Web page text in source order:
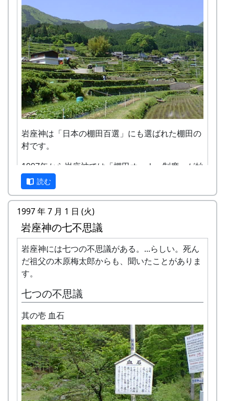
号
コ
メ
ン
ト
三谷から峠越えで帰ってきよったんよ。そ
したら、おまえ、鹿と猪が「こんばんは」
いうて、出て来たんや。うわ、ぶつけた
ら、また車がめげる、思うて、必死でブレ
ーキかけた。びっくりしたでえ。その時の
記念写真や。
コメントは省略しても結構です。
コメントを書く場合は100字以内にまとめて下さ
い（上の例で、句読点を含めて、ちょうど100字
問い合せ
お問い合わせは、岩座神レポートの掲示板 でお願
いします。
日
--
収穫
祭
トン汁で収穫を祝う。案山子コ
ンテストもある。
12月
21日
（日）
藁細
工教
室 -
注連
縄作
り
岩座神の老人会の指導のもと、
しめなわ作りに挑戦する。
--
つき
1月25
日
（日）
蕎麦
打ち
大会
岩座神で収穫した蕎麦粉を使っ
て、手打ち蕎麦に挑戦する。
天候などに左右されて若干の予定変更があるかも
しれません。
神戸市 MY さん 男 46歳 H9-H10年度オーナ
ー
田舎、いわゆる田園風景への憧れがあ
り、それを共有できる「オーナー」とい
う表現に惹かれました。また、自分のみ
ならず妻や子供を含めて家族で体験でき
る機会を持てることが素晴らしいと思い
ました。
西宮市 KY さん 女 57歳 H10年度オーナー
岩座神が好き。
加美町が好き。
ないという思い。
米を作る体験をしたかった。
平成11年度は、電車で通える明石市の田
を借りました。12年度は三木市の瑞穂地
区にコープこうべが開いたエコファーム
に野菜畑を借りています。
三田市 SN さん 女 61歳 H9-H10年度オーナー
自然環境豊かな御地で、楽しい時間を過
ごしたかったので応募いたしました。
子供たちにお米ができるまでの過程を知
って欲しかったため。
西区にもすぐ近くに田んぼがあります。
冬場に田んぼのところで凧揚げをしたと
き、凧が田んぼに落下した。しかし、子
供は凧を取りに田んぼに入らなかった。
理由を聞くと「牛のフンがまいてあるか
ら」。そのとき田んぼには、牛のフンの
固まりは無く、完全に鋤き込んであった
にもかかわらず。
植え付ける。
蕎麦収穫
蕎麦の刈取りと脱穀。
12月16日（日）
藁細工教室（注連縄作り）
岩座神の老人会の指導のもと、しめ
なわ作りに挑戦する。
もちつき
蕎麦打ち大会
手打ち蕎麦に挑戦する。
天候などに左右されて若干の予定変更があるかも
しれません。昨年度とほとんど同じ日程です。
なお、棚田オーナーには棚田保存会から正式なス
ケジュールが通知されます。
8月20日（日）2000-08-20 蕎麦種蒔き
蕎麦植え
蕎麦の種を植える。
9月24日（日）2000-09-24 棚田オーナー稲刈
り ...
稲刈り
鎌（のこぎり鎌）を使って稲を刈り
取り、稲木に掛けて天日干しにす
棚田コンサート
10月7日（土）～10月8日（日）2000-10-07
宵宮 2000-10-08 秋祭
秋祭り
10月15日（日）2000-10-15 棚田オーナー脱
穀 ...
脱穀（だっこく）・籾摺り（もみすり）
稲から籾粒だけを取るのが脱穀、籾
粒から殻を取り除いて玄米にするの
が籾摺り。収穫した玄米は袋に入れ
収穫祭
トン汁で収穫を祝う。案山子コンテ
10月22日（日）
万年草植栽2000-10-22 万年草植栽
ポットで育った万年草の苗を石垣に
植え付ける。
蕎麦収穫2000-10-22 蕎麦収穫
蕎麦の刈取りと脱穀。
12月17日（日）2000-12-17 棚田オーナー藁
っぱりやります。というか、やりま
した。ごめんなさい。
10月9日（土）
五霊神社秋祭り（宵宮）
10月10日（日）
五霊神社秋祭り
10月11日（祝）
オーナー田収穫祭
天日干しにした稲を脱穀し、籾摺り
（もみすり）して玄米にし、袋に詰
めて持ち帰ります。|
今日まで活躍（？）してくれた案山
10月17日（日）
蕎麦刈り
蕎麦の刈取り。人手不足が心配され
ています。当初の予定通り、３日に
行われました。
12月12日（日）
注連縄作り
ーが注連縄作りに挑戦
餅つき
予定がころころと変更されたような気がします
が、気のせいでしょうか。
NASAのスペースシャトルですら、天候で打上げ
予定が変わります。ましてや、お天気まかせの農
作物が相手ですから、これぐらいは誤差の範囲と
いうことで、どうか大目に見てください。
岩座神は「日本の棚田百選」にも選ばれた棚田の
村です。
1997年から岩座神では「棚田オーナー制度」が始
まりました。
「棚田」とはどんなものか、「棚田オーナー制
度」とはどういうものか、ちょっと見ていって下
さい。
※ 以下は、主として1997年に作成し、1998年、
1999年、2002年に若干の加筆を行ったもので
す。
棚田オーナー制度とは
まじめに農業に取り組み、自然とふれあう勇気を
持ち、地域になじめる方または家族に、単に米作
りを楽しむだけでなく、美しい景観を誇る岩座神
地区をみんなで守っていくことに積極的に協力し
てもらうために始められた。1区画100平方mで
10区画を募集した。会費は5万円。
「加美町への想い」「志望動機」「自己アピー
読む
1997 年 7 月 1 日 (火)
岩座神の七不思議
岩座神には七つの不思議がある。...らしい。死ん
だ祖父の木原梅太郎からも、聞いたことがありま
す。
七つの不思議
其の壱 血石